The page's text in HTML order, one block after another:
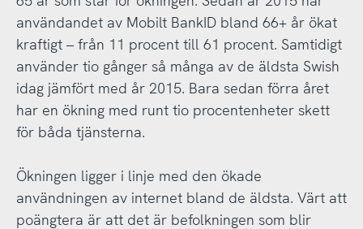
användandet av Mobilt BankID bland 66+ år ökat
kraftigt – från 11 procent till 61 procent. Samtidigt
använder tio gånger så många av de äldsta Swish
idag jämfört med år 2015. Bara sedan förra året
har en ökning med runt tio procentenheter skett
för båda tjänsterna.
Ökningen ligger i linje med den ökade
användningen av internet bland de äldsta. Värt att
poängtera är att det är befolkningen som blir